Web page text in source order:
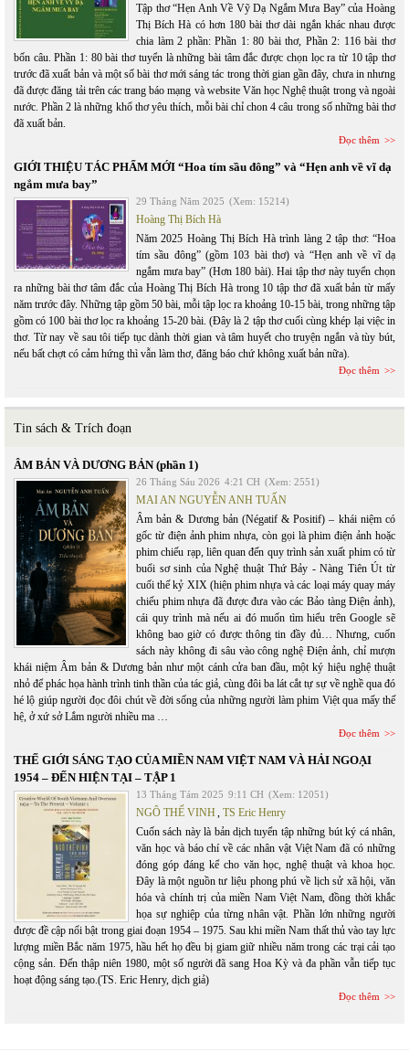
Tập thơ “Hẹn Anh Về Vỹ Dạ Ngắm Mưa Bay” của Hoàng
Thị Bích Hà có hơn 180 bài thơ dài ngắn khác nhau được
chia làm 2 phần: Phần 1: 80 bài thơ, Phần 2: 116 bài thơ
bốn câu. Phần 1: 80 bài thơ tuyển là những bài tâm đắc được chọn lọc ra từ 10 tập thơ
trước đã xuất bản và một số bài thơ mới sáng tác trong thời gian gần đây, chưa in nhưng
đã được đăng tải trên các trang báo mạng và website Văn học Nghệ thuật trong và ngoài
nước. Phần 2 là những khổ thơ yêu thích, mỗi bài chỉ chon 4 câu trong số những bài thơ
đã xuất bản.
Đọc thêm
GIỚI THIỆU TÁC PHẨM MỚI “Hoa tím sầu đông” và “Hẹn anh về vĩ dạ
ngắm mưa bay”
29 Tháng Năm 2025 (Xem: 15214)
Hoàng Thị Bích Hà
Năm 2025 Hoàng Thị Bích Hà trình làng 2 tập thơ: “Hoa
tím sầu đông” (gồm 103 bài thơ) và “Hẹn anh về vĩ dạ
ngắm mưa bay” (Hơn 180 bài). Hai tập thơ này tuyển chọn
ra những bài thơ tâm đắc của Hoàng Thị Bích Hà trong 10 tập thơ đã xuất bản từ mấy
năm trước đây. Những tập gồm 50 bài, mỗi tập lọc ra khoảng 10-15 bài, trong những tập
gồm có 100 bài thơ lọc ra khoảng 15-20 bài. (Đây là 2 tập thơ cuối cùng khép lại việc in
thơ. Từ nay về sau tôi tiếp tục dành thời gian và tâm huyết cho truyện ngắn và tùy bút,
nếu bất chợt có cảm hứng thì vẫn làm thơ, đăng báo chứ không xuất bản nữa).
Đọc thêm
Tin sách & Trích đoạn
ÂM BẢN VÀ DƯƠNG BẢN (phần 1)
26 Tháng Sáu 2026 4:21 CH (Xem: 2551)
MAI AN NGUYỄN ANH TUẤN
Âm bản & Dương bản (Négatif & Positif) – khái niệm có
gốc từ điện ảnh phim nhựa, còn gọi là phim điện ảnh hoặc
phim chiếu rạp, liên quan đến quy trình sản xuất phim có từ
buổi sơ sinh của Nghệ thuật Thứ Bảy - Nàng Tiên Út từ
cuối thế kỷ XIX (hiện phim nhựa và các loại máy quay máy
chiếu phim nhựa đã được đưa vào các Bảo tàng Điện ảnh),
cái quy trình mà nếu ai đó muốn tìm hiểu trên Google sẽ
không bao giờ có được thông tin đầy đủ… Nhưng, cuốn
sách này không đi sâu vào công nghệ Điện ảnh, chỉ mượn
khái niệm Âm bản & Dương bản như một cánh cửa ban đầu, một ký hiệu nghệ thuật
nhỏ để phác họa hành trình tinh thần của tác giả, cùng đôi ba lát cắt tự sự về nghề qua đó
hé lộ giúp người đọc đôi chút về đời sống của những người làm phim Việt qua mấy thế
hệ, ở xứ sở Lắm người nhiều ma …
Đọc thêm
THẾ GIỚI SÁNG TẠO CỦA MIỀN NAM VIỆT NAM VÀ HẢI NGOẠI
1954 – ĐẾN HIỆN TẠI – TẬP 1
13 Tháng Tám 2025 9:11 CH (Xem: 12051)
NGÔ THẾ VINH, TS Eric Henry
Cuốn sách này là bản dịch tuyển tập những bút ký cá nhân,
văn học và báo chí về các nhân vật Việt Nam đã có những
đóng góp đáng kể cho văn học, nghệ thuật và khoa học.
Đây là một nguồn tư liệu phong phú về lịch sử xã hội, văn
hóa và chính trị của miền Nam Việt Nam, đồng thời khắc
họa sự nghiệp của từng nhân vật. Phần lớn những người
được đề cập nổi bật trong giai đoạn 1954 – 1975. Sau khi miền Nam thất thủ vào tay lực
lượng miền Bắc năm 1975, hầu hết họ đều bị giam giữ nhiều năm trong các trại cải tạo
cộng sản. Đến thập niên 1980, một số người đã sang Hoa Kỳ và đa phần vẫn tiếp tục
hoạt động sáng tạo.(TS. Eric Henry, dịch giả)
Đọc thêm